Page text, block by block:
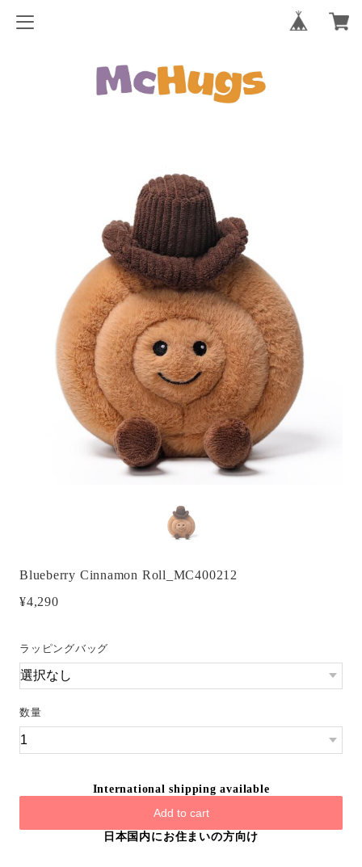
Blueberry Cinnamon Roll_MC400212
¥4,290
ラッピングバッグ
数量
International shipping available
Add to cart
日本国内にお住まいの方向け